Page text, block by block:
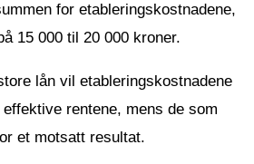
for etableringskostnadene,
15 000 til 20 000 kroner.
lån vil etableringskostnadene
rentene, mens de som
et motsatt resultat.